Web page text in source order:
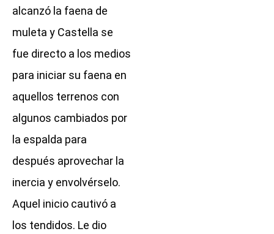
alcanzó la faena de
muleta y Castella se
fue directo a los medios
para iniciar su faena en
aquellos terrenos con
algunos cambiados por
la espalda para
después aprovechar la
inercia y envolvérselo.
Aquel inicio cautivó a
los tendidos. Le dio